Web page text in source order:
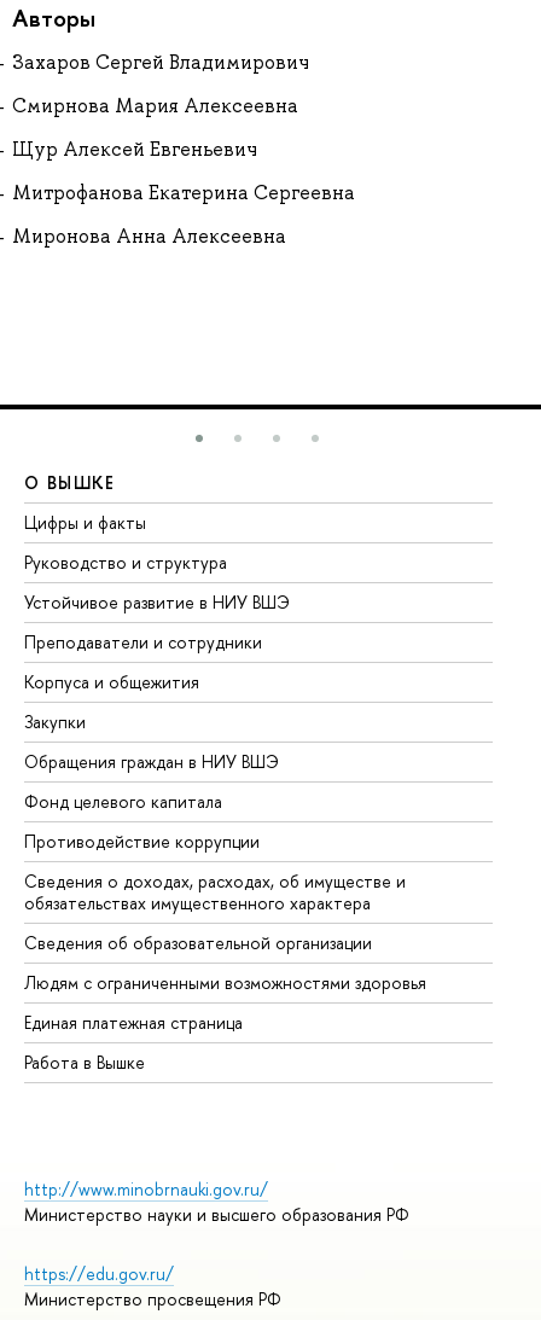
Авторы
Захаров Сергей Владимирович
Смирнова Мария Алексеевна
Щур Алексей Евгеньевич
Митрофанова Екатерина Сергеевна
Миронова Анна Алексеевна
О ВЫШКЕ
Цифры и факты
Руководство и структура
Устойчивое развитие в НИУ ВШЭ
Преподаватели и сотрудники
Корпуса и общежития
Закупки
Обращения граждан в НИУ ВШЭ
Фонд целевого капитала
Противодействие коррупции
Сведения о доходах, расходах, об имуществе и
обязательствах имущественного характера
Сведения об образовательной организации
Людям с ограниченными возможностями здоровья
Единая платежная страница
Работа в Вышке
http://www.minobrnauki.gov.ru/
Министерство науки и высшего образования РФ
https://edu.gov.ru/
Министерство просвещения РФ